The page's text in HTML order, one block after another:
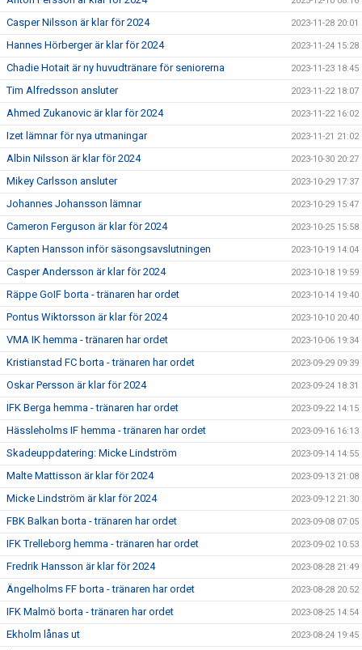
Casper Nilsson är klar för 2024 2023-11-28 20:01
Hannes Hörberger är klar för 2024 2023-11-24 15:28
Chadie Hotait är ny huvudtränare för seniorerna 2023-11-23 18:45
Tim Alfredsson ansluter 2023-11-22 18:07
Ahmed Zukanovic är klar för 2024 2023-11-22 16:02
Izet lämnar för nya utmaningar 2023-11-21 21:02
Albin Nilsson är klar för 2024 2023-10-30 20:27
Mikey Carlsson ansluter 2023-10-29 17:37
Johannes Johansson lämnar 2023-10-29 15:47
Cameron Ferguson är klar för 2024 2023-10-25 15:58
Kapten Hansson inför säsongsavslutningen 2023-10-19 14:04
Casper Andersson är klar för 2024 2023-10-18 19:59
Räppe GoIF borta - tränaren har ordet 2023-10-14 19:40
Pontus Wiktorsson är klar för 2024 2023-10-10 20:40
VMA IK hemma - tränaren har ordet 2023-10-06 19:34
Kristianstad FC borta - tränaren har ordet 2023-09-29 09:39
Oskar Persson är klar för 2024 2023-09-24 18:31
IFK Berga hemma - tränaren har ordet 2023-09-22 14:15
Hässleholms IF hemma - tränaren har ordet 2023-09-16 16:13
Skadeuppdatering: Micke Lindström 2023-09-14 14:55
Malte Mattisson är klar för 2024 2023-09-13 21:08
Micke Lindström är klar för 2024 2023-09-12 21:30
FBK Balkan borta - tränaren har ordet 2023-09-08 07:05
IFK Trelleborg hemma - tränaren har ordet 2023-09-02 10:53
Fredrik Hansson är klar för 2024 2023-08-28 21:49
Ängelholms FF borta - tränaren har ordet 2023-08-28 20:52
IFK Malmö borta - tränaren har ordet 2023-08-25 14:54
Ekholm lånas ut 2023-08-24 19:45